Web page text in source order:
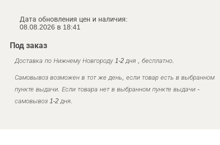
Дата обновления цен и наличия:
08.08.2026 в 18:41
Под заказ
Доставка по Нижнему Новгороду 1-2 дня , бесплатно.
Самовывоз возможен в тот же день, если товар есть в выбранном
пункте выдачи. Если товара нет в выбранном пункте выдачи -
самовывоз 1-2 дня.